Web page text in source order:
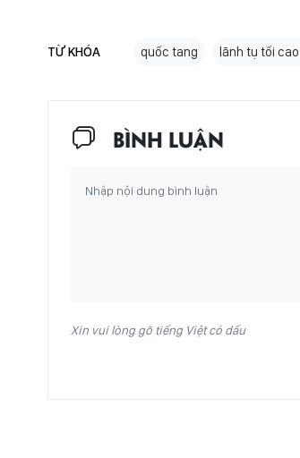
TỪ KHÓA quốc tang lãnh tụ tối
BÌNH LUẬN
Xin vui lòng gõ tiếng Việt có dấu